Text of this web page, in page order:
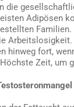
die
Adipösen
hinweg fort,
Zeit, um